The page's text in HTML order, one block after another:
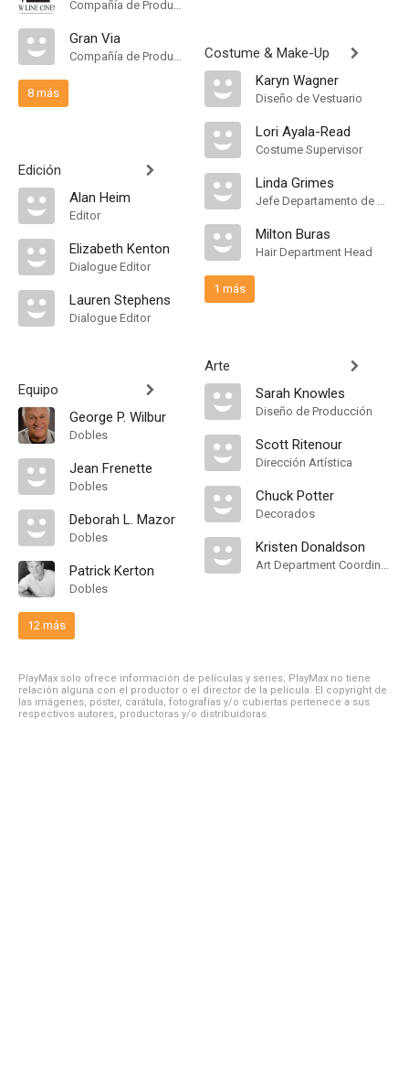
Compañía de Produccion
Gran Via
Compañía de Produccion
8 más
Edición
Alan Heim
Editor
Elizabeth Kenton
Dialogue Editor
Lauren Stephens
Dialogue Editor
Equipo
George P. Wilbur
Dobles
Jean Frenette
Dobles
Deborah L. Mazor
Dobles
Patrick Kerton
Dobles
12 más
Costume & Make-Up
Karyn Wagner
Diseño de Vestuario
Lori Ayala-Read
Costume Supervisor
Linda Grimes
Jefe Departamento de Maquillaje
Milton Buras
Hair Department Head
1 más
Arte
Sarah Knowles
Diseño de Producción
Scott Ritenour
Dirección Artística
Chuck Potter
Decorados
Kristen Donaldson
Art Department Coordinator
PlayMax solo ofrece información de películas y series, PlayMax no tiene
relación alguna con el productor o el director de la película. El copyright de
las imágenes, póster, carátula, fotografías y/o cubiertas pertenece a sus
respectivos autores, productoras y/o distribuidoras.